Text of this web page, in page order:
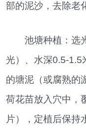
部的泥沙，去除老
池塘种植：选光
光）、水深0.5-1.5
的塘泥（或腐熟的
荷花苗放入穴中，
片），定植后保持